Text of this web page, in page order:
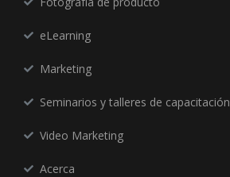
eLearning
Marketing
Seminarios y talleres de capacitación
Video Marketing
Acerca